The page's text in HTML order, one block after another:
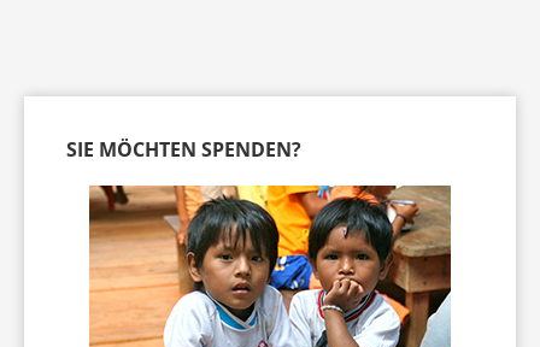
SIE MÖCHTEN SPENDEN?